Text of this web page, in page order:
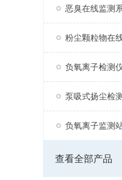
恶臭在线监测
粉尘颗粒物在
负氧离子检测
泵吸式扬尘检
负氧离子监测
查看全部产品